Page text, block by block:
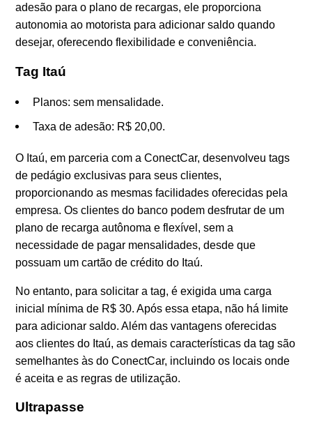
adesão para o plano de recargas, ele proporciona
autonomia ao motorista para adicionar saldo quando
desejar, oferecendo flexibilidade e conveniência.
Tag Itaú
Planos: sem mensalidade.
Taxa de adesão: R$ 20,00.
O Itaú, em parceria com a ConectCar, desenvolveu tags
de pedágio exclusivas para seus clientes,
proporcionando as mesmas facilidades oferecidas pela
empresa. Os clientes do banco podem desfrutar de um
plano de recarga autônoma e flexível, sem a
necessidade de pagar mensalidades, desde que
possuam um cartão de crédito do Itaú.
No entanto, para solicitar a tag, é exigida uma carga
inicial mínima de R$ 30. Após essa etapa, não há limite
para adicionar saldo. Além das vantagens oferecidas
aos clientes do Itaú, as demais características da tag são
semelhantes às do ConectCar, incluindo os locais onde
é aceita e as regras de utilização.
Ultrapasse